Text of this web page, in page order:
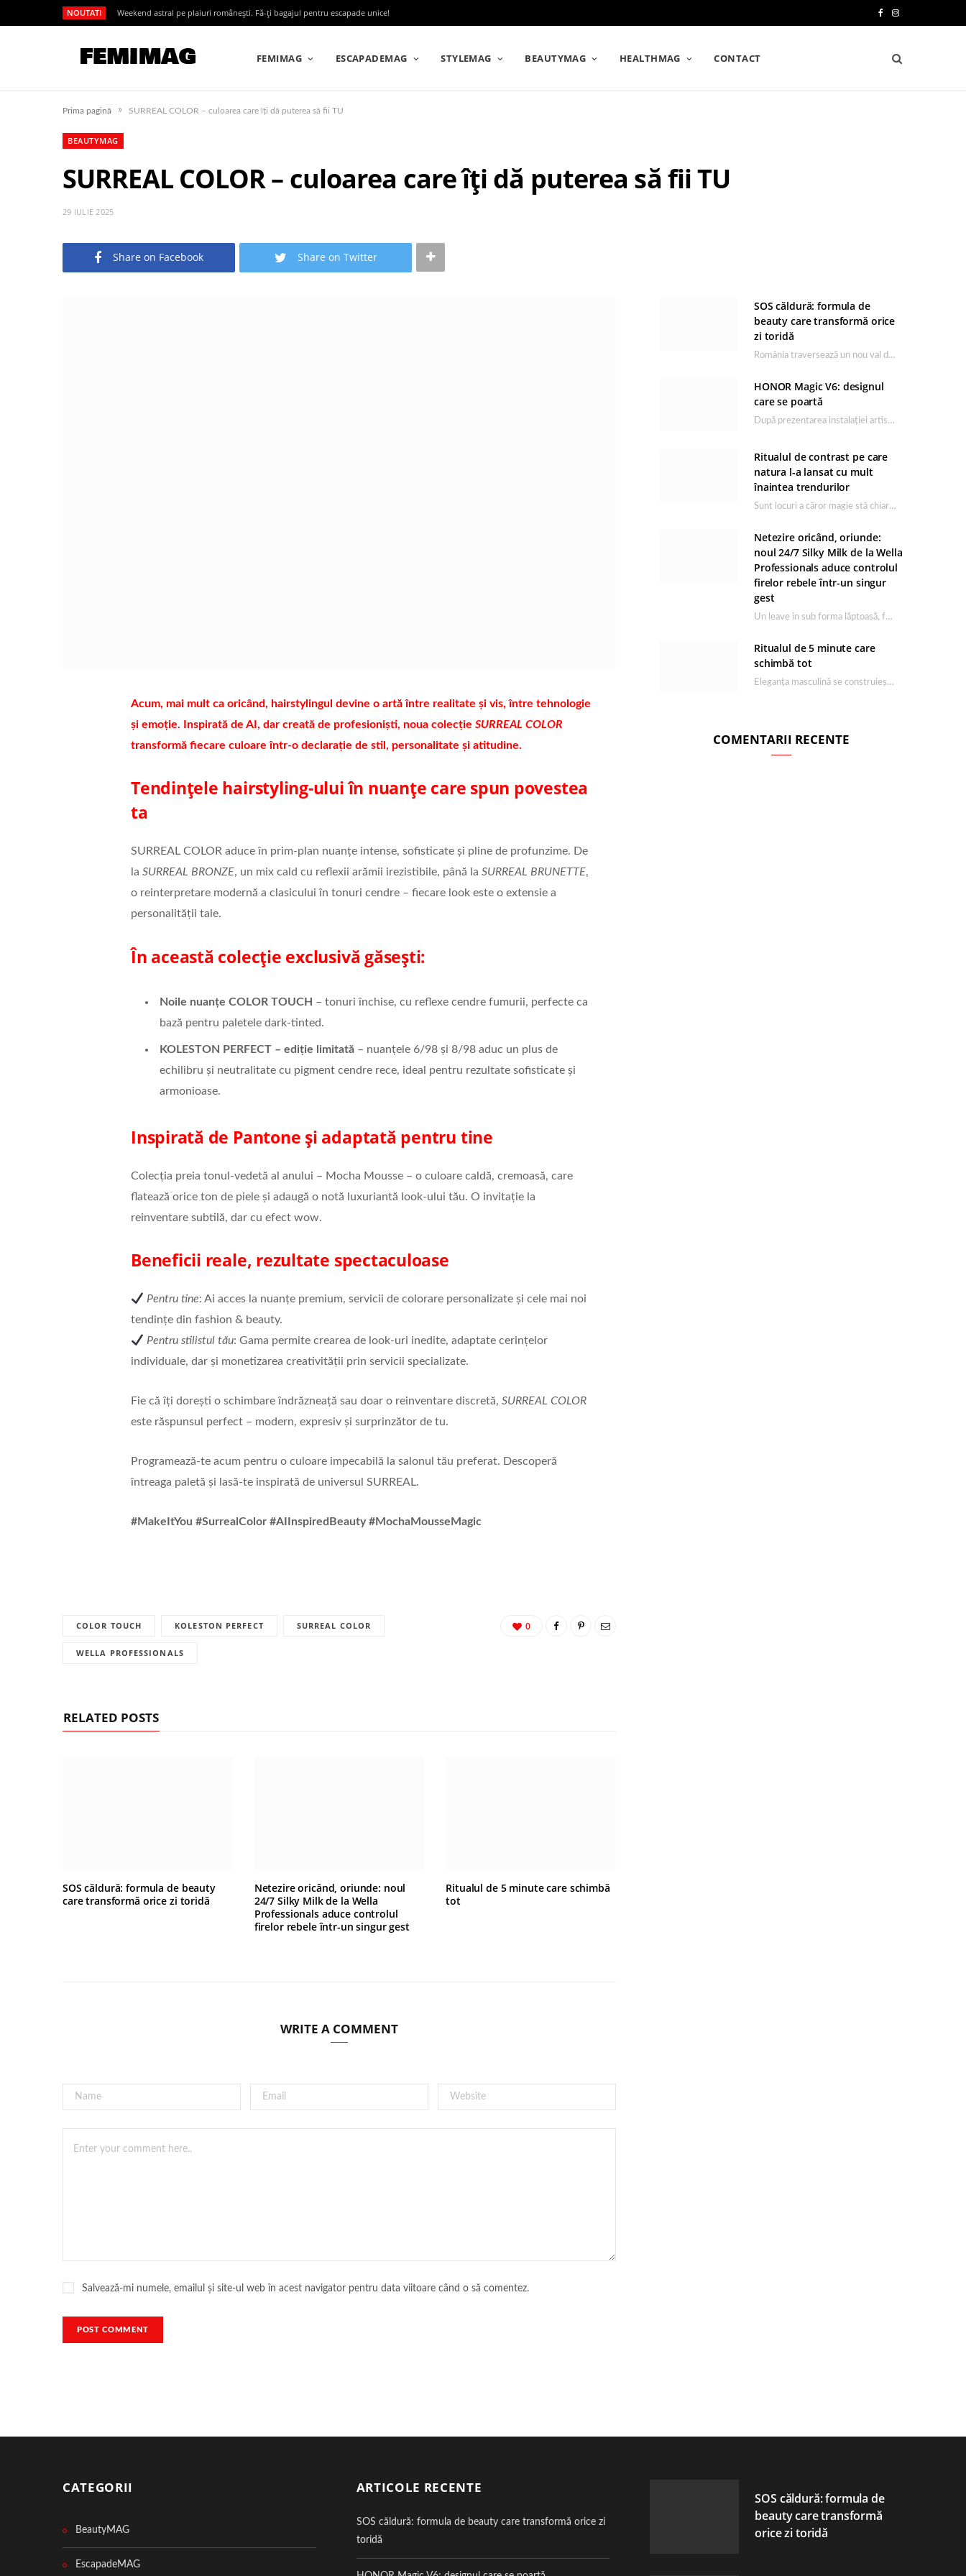
NOUTATI Weekend astral pe plaiuri românești. Fă-ți bagajul pentru escapade unice!
e
I
s
t
FEMIMAG ESCAPADEMAG STYLEMAG BEAUTYMAG HEALTHMAG CONTACT
Prima pagină » SURREAL COLOR – culoarea care îți dă puterea să fii TU
BEAUTYMAG
SURREAL COLOR – culoarea care îți dă puterea să fii TU
29 IULIE 2025
Share on Facebook Share on Twitter
Acum, mai mult ca oricând, hairstylingul devine o artă între realitate și vis, între tehnologie
și emoție. Inspirată de AI, dar creată de profesioniști, noua colecție SURREAL COLOR
transformă fiecare culoare într-o declarație de stil, personalitate și atitudine.
Tendințele hairstyling-ului în nuanțe care spun povestea
ta
SURREAL COLOR aduce în prim-plan nuanțe intense, sofisticate și pline de profunzime. De
la SURREAL BRONZE, un mix cald cu reflexii arămii irezistibile, până la SURREAL BRUNETTE,
o reinterpretare modernă a clasicului în tonuri cendre – fiecare look este o extensie a
personalității tale.
În această colecție exclusivă găsești:
Noile nuanțe COLOR TOUCH – tonuri închise, cu reflexe cendre fumurii, perfecte ca
bază pentru paletele dark-tinted.
KOLESTON PERFECT – ediție limitată– nuanțele 6/98 și 8/98 aduc un plus de
echilibru și neutralitate cu pigment cendre rece, ideal pentru rezultate sofisticate și
armonioase.
Inspirată de Pantone și adaptată pentru tine
Colecția preia tonul-vedetă al anului – Mocha Mousse – o culoare caldă, cremoasă, care
flatează orice ton de piele și adaugă o notă luxuriantă look-ului tău. O invitație la
reinventare subtilă, dar cu efect wow.
Beneficii reale, rezultate spectaculoase
Pentru tine: Ai acces la nuanțe premium, servicii de colorare personalizate și cele mai noi
tendințe din fashion & beauty.
Pentru stilistul tău: Gama permite crearea de look-uri inedite, adaptate cerințelor
individuale, dar și monetizarea creativității prin servicii specializate.
Fie că îți dorești o schimbare îndrăzneață sau doar o reinventare discretă, SURREAL COLOR
este răspunsul perfect – modern, expresiv și surprinzător de tu.
Programează-te acum pentru o culoare impecabilă la salonul tău preferat. Descoperă
întreaga paletă și lasă-te inspirată de universul SURREAL.
#MakeItYou #SurrealColor #AIInspiredBeauty #MochaMousseMagic
COLOR TOUCH KOLESTON PERFECT SURREAL COLOR
WELLA PROFESSIONALS
0
RELATED POSTS
SOS căldură: formula de beauty
care transformă orice zi toridă
Netezire oricând, oriunde: noul
24/7 Silky Milk de la Wella
Professionals aduce controlul
firelor rebele într-un singur gest
Ritualul de 5 minute care schimbă
tot
WRITE A COMMENT
Salvează-mi numele, emailul și site-ul web în acest navigator pentru data viitoare când o să comentez.
SOS căldură: formula de
beauty care transformă orice
zi toridă
România traversează un nou val de căldură, iar rutina de îngrijire capătă un rol esențial…
HONOR Magic V6: designul
care se poartă
După prezentarea instalației artistice semnată de Catrinel Săbăciag în cadrul evenimentului de lansare HONOR Magic…
Ritualul de contrast pe care
natura l-a lansat cu mult
înaintea trendurilor
Sunt locuri a căror magie stă chiar în firea lor naturală, iar Lacul Ursu din…
Netezire oricând, oriunde:
noul 24/7 Silky Milk de la Wella
Professionals aduce controlul
firelor rebele într-un singur
gest
Un leave in sub forma lăptoasă, fără clătire care completează rutina Ultimate Smooth și transformă…
Ritualul de 5 minute care
schimbă tot
Eleganța masculină se construiește dimineața, în câteva minute și cu produsele potrivite. O rutină de…
COMENTARII RECENTE
CATEGORII
BeautyMAG
EscapadeMAG
ARTICOLE RECENTE
SOS căldură: formula de beauty care transformă orice zi
toridă
SOS căldură: formula de
beauty care transformă
orice zi toridă